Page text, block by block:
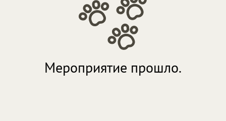
Мероприятие прошло.